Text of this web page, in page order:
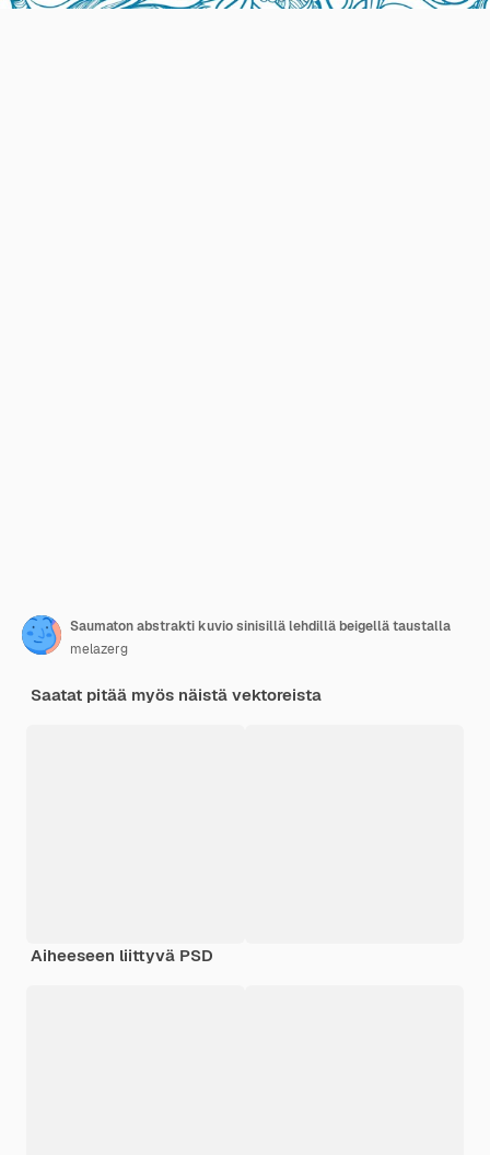
Saumaton abstrakti kuvio sinisillä lehdillä beigellä taustalla
melazerg
Saatat pitää myös näistä vektoreista
Aiheeseen liittyvä PSD